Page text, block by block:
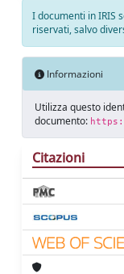
I documenti in IRIS
riservati, salvo
Informazioni
Utilizza questo
documento:
Citazioni